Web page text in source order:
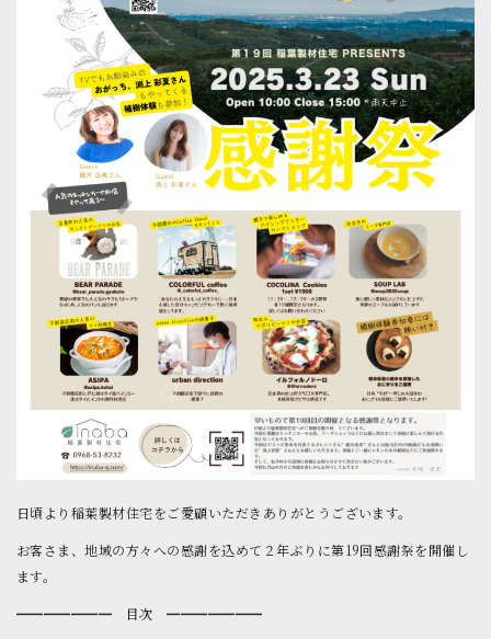
日頃より稲葉製材住宅をご愛顧いただきありがとうございます。
お客さま、地域の方々への感謝を込めて２年ぶりに第19回感謝祭を開催し
ます。
━━━━━━━ 目次 ━━━━━━━